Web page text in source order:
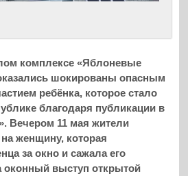
комплексе «Яблоневые
шокированы опасным
ребёнка, которое стало
благодаря публикации в
Вечером 11 мая жители
женщину, которая
за окно и сажала его
оконный выступ открытой